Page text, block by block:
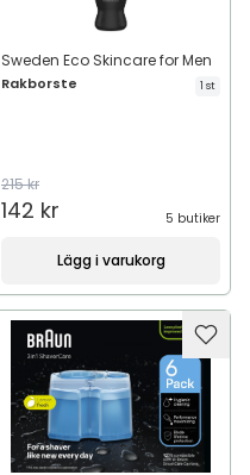
Sweden Eco Skincare for Men
Rakborste 1 st
215 kr
142 kr 5 butiker
Lägg i varukorg